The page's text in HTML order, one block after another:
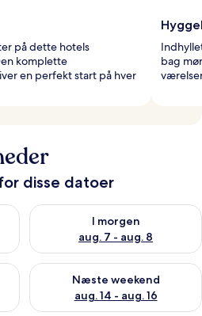
på dette hotels
komplette
en perfekt start på hver
bag
disse datoer
aug. 6 - aug. 7
I morgen
aug. 7 - aug. 8
Tjek tilgængelighed for i
weekend aug. 7 - aug. 9
Næste weekend
aug. 14 - aug. 16
Tjek tilgængelighed for næste